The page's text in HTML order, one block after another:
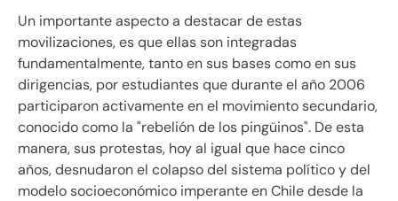
Un importante aspecto a destacar de estas
movilizaciones, es que ellas son integradas
fundamentalmente, tanto en sus bases como en sus
dirigencias, por estudiantes que durante el año 2006
participaron activamente en el movimiento secundario,
conocido como la "rebelión de los pingüinos". De esta
manera, sus protestas, hoy al igual que hace cinco
años, desnudaron el colapso del sistema político y del
modelo socioeconómico imperante en Chile desde la